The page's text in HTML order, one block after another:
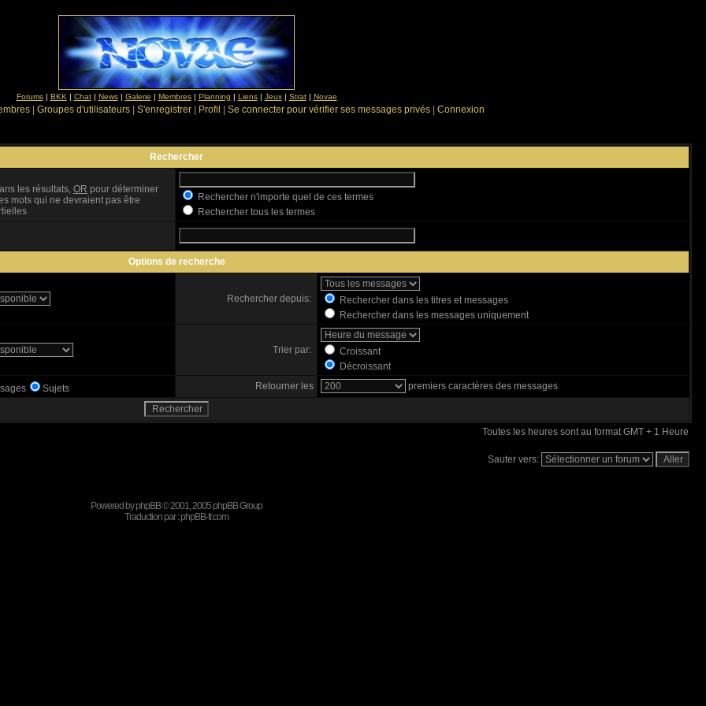
Forums| BKK | Chat| News| Galerie | Membres| Planning | Liens| Jeux| Strat| Novae
Groupes d'utilisateurs S'enregistrer Profil Se connecter pour vérifier ses messages privés Connexion
Rechercher
les résultats, OR pour déterminer
mots qui ne devraient pas être
Rechercher n'importe quel de ces termes
Rechercher tous les termes
Options de recherche
Rechercher depuis:
Rechercher dans les titres et messages
Rechercher dans les messages uniquement
Trier par:
Croissant
Décroissant
Sujets Retourner les premiers caractères des messages
Toutes les heures sont au format GMT + 1 Heure
Sauter vers:
Powered byphpBB© 2001, 2005 phpBB Group
Traduction par :phpBB-fr.com